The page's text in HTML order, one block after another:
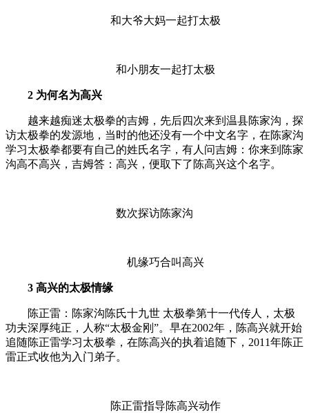
和大爷大妈一起打太极
和小朋友一起打太极
2 为何名为高兴
越来越痴迷太极拳的吉姆，先后四次来到温县陈家沟，探
访太极拳的发源地，当时的他还没有一个中文名字，在陈家沟
学习太极拳都要有自己的姓氏名字，有人问吉姆：你来到陈家
沟高不高兴，吉姆答：高兴，便取下了陈高兴这个名字。
数次探访陈家沟
机缘巧合叫高兴
3 高兴的太极情缘
陈正雷：陈家沟陈氏十九世 太极拳第十一代传人，太极
功夫深厚纯正，人称“太极金刚”。早在2002年，陈高兴就开始
追随陈正雷学习太极拳，在陈高兴的执着追随下，2011年陈正
雷正式收他为入门弟子。
陈正雷指导陈高兴动作